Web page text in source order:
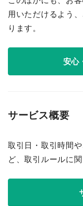
用いただけるよう
ります。
安心
サービス概要
取引日・取引時間
ど、取引ルールに